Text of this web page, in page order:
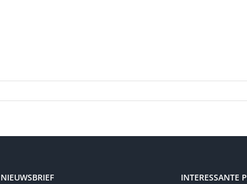
NIEUWSBRIEF INTERESSANTE